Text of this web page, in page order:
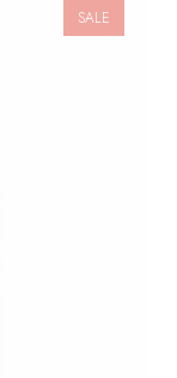
SALE